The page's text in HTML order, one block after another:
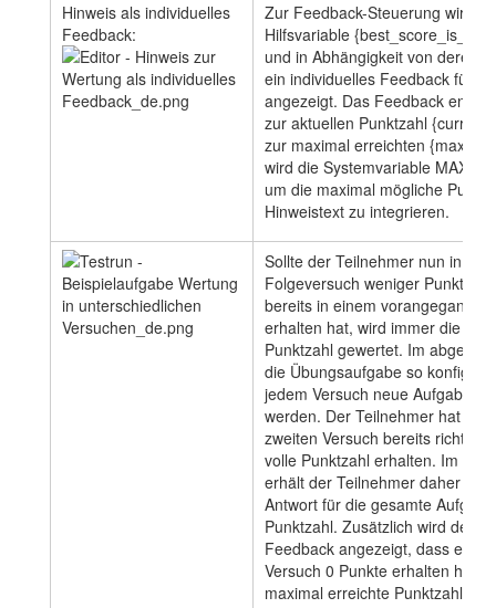
Hinweis als individuelles
Feedback:
Zur Feedback-Steuerung wird
Hilfsvariable
und in Abhängigkeit von deren
ein individuelles Feedback für
angezeigt. Das Feedback
zur aktuellen Punktzahl
zur maximal erreichten
wird die Systemvariable
um die maximal mögliche
Hinweistext zu integrieren.
Sollte der Teilnehmer nun in
Folgeversuch weniger Punkte
bereits in einem
erhalten hat, wird immer die
Punktzahl gewertet. Im
die Übungsaufgabe so
jedem Versuch neue
werden. Der Teilnehmer hat die
zweiten Versuch bereits richtig
volle Punktzahl erhalten. Im
erhält der Teilnehmer daher
Antwort für die gesamte
Punktzahl. Zusätzlich wird dem
Feedback angezeigt, dass er
Versuch 0 Punkte erhalten hat,
maximal erreichte Punktzahl